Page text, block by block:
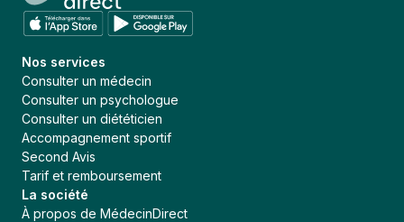
Nos services
Consulter un médecin
Consulter un psychologue
Consulter un diététicien
Accompagnement sportif
Second Avis
Tarif et remboursement
La société
À propos de MédecinDirect